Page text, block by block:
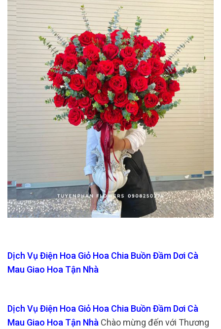
Dịch Vụ Điện Hoa Giỏ Hoa Chia Buồn Đầm Dơi Cà
Mau Giao Hoa Tận Nhà
Dịch Vụ Điện Hoa Giỏ Hoa Chia Buồn Đầm Dơi Cà
Mau Giao Hoa Tận Nhà Chào mừng đến với Thương